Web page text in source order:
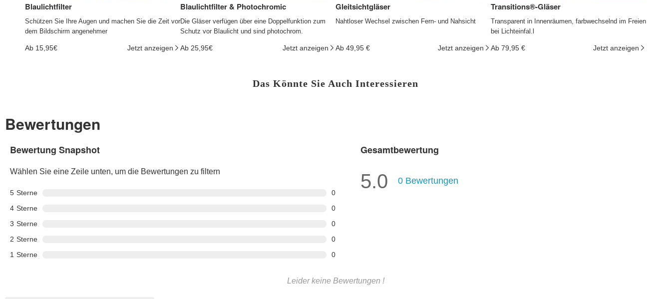
Blaulichtfilter
Schützen Sie Ihre Augen und machen Sie die Zeit vor
dem Bildschirm angenehmer
Ab 15,95€ Jetzt anzeigen
Blaulichtfilter & Photochromic
Die Gläser verfügen über eine Doppelfunktion zum
Schutz vor Blaulicht und sind photochrom.
Ab 25,95€ Jetzt anzeigen
Gleitsichtgläser
Nahtloser Wechsel zwischen Fern- und Nahsicht
Ab 49,95 € Jetzt anzeigen
Transitions®-Gläser
Transparent in Innenräumen, farbwechselnd im Freien
bei Lichteinfal.l
Ab 79,95 € Jetzt anzeigen
Das Könnte Sie Auch Interessieren
Bewertungen
Bewertung Snapshot
Wählen Sie eine Zeile unten, um die Bewertungen zu filtern
5 Sterne
0
4 Sterne
0
3 Sterne
0
2 Sterne
0
1 Sterne 0
Gesamtbewertung
5.0 0 Bewertungen
Leider keine Bewertungen !